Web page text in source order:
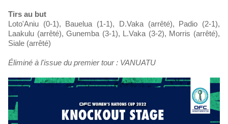
Tirs au but
Loto'Aniu (0-1), Bauelua (1-1), D.Vaka (arrêté), Padio (2-1),
Laakulu (arrêté), Gunemba (3-1), L.Vaka (3-2), Morris (arrêté),
Siale (arrêté)
Éliminé à l'issue du premier tour : VANUATU